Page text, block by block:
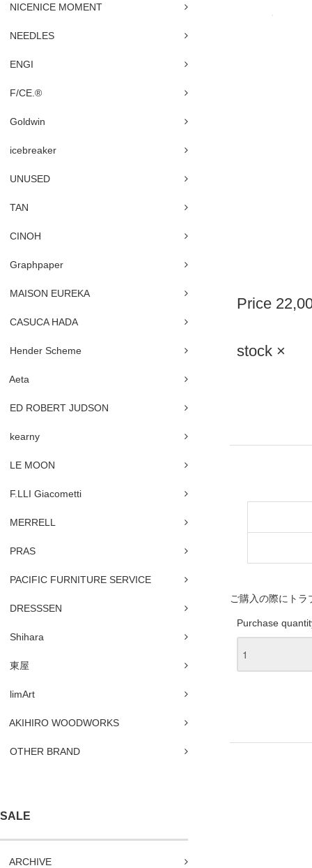
NICENICE MOMENT
NEEDLES
ENGI
F/CE.®
Goldwin
icebreaker
UNUSED
TAN
CINOH
Graphpaper
MAISON EUREKA
CASUCA HADA
Hender Scheme
Aeta
ED ROBERT JUDSON
kearny
LE MOON
F.LLI Giacometti
MERRELL
PRAS
PACIFIC FURNITURE SERVICE
DRESSSEN
Shihara
東屋
limArt
AKIHIRO WOODWORKS
OTHER BRAND
SALE
ARCHIVE
Price
stock ×
ご購入の際にト
Purchase